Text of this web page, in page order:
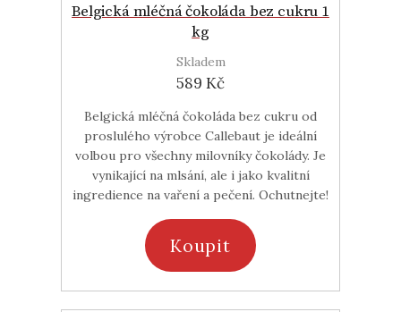
Belgická mléčná čokoláda bez cukru 1
kg
Skladem
589 Kč
Belgická mléčná čokoláda bez cukru od
proslulého výrobce Callebaut je ideální
volbou pro všechny milovníky čokolády. Je
vynikající na mlsání, ale i jako kvalitní
ingredience na vaření a pečení. Ochutnejte!
Koupit